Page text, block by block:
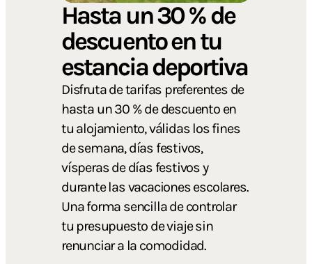
Hasta un 30 % de
descuento en tu
estancia deportiva
Disfruta de tarifas preferentes de
hasta un 30 % de descuento en
tu alojamiento, válidas los fines
de semana, días festivos,
vísperas de días festivos y
durante las vacaciones escolares.
Una forma sencilla de controlar
tu presupuesto de viaje sin
renunciar a la comodidad.